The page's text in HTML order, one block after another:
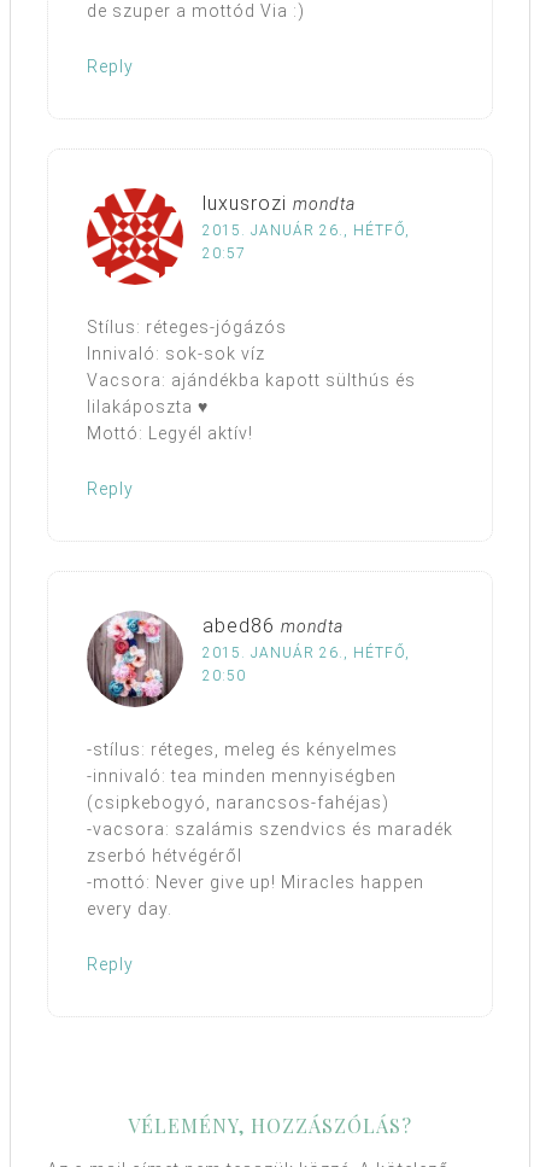
de szuper a mottód Via :)
Reply
luxusrozi mondta
2015. JANUÁR 26., HÉTFŐ,
20:57
Stílus: réteges-jógázós
Innivaló: sok-sok víz
Vacsora: ajándékba kapott sülthús és
lilakáposzta ♥
Mottó: Legyél aktív!
Reply
abed86 mondta
2015. JANUÁR 26., HÉTFŐ,
20:50
-stílus: réteges, meleg és kényelmes
-innivaló: tea minden mennyiségben
(csipkebogyó, narancsos-fahéjas)
-vacsora: szalámis szendvics és maradék
zserbó hétvégéről
-mottó: Never give up! Miracles happen
every day.
Reply
VÉLEMÉNY, HOZZÁSZÓLÁS?